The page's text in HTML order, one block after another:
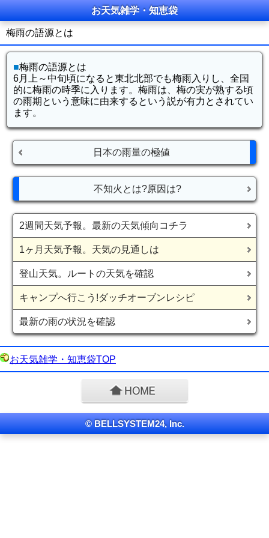
お天気雑学・知恵袋
梅雨の語源とは
■梅雨の語源とは
6月上～中旬頃になると東北北部でも梅雨入りし、全国
的に梅雨の時季に入ります。梅雨は、梅の実が熟する頃
の雨期という意味に由来するという説が有力とされてい
ます。
日本の雨量の極値
不知火とは?原因は?
2週間天気予報。最新の天気傾向コチラ
1ヶ月天気予報。天気の見通しは
登山天気。ルートの天気を確認
キャンプへ行こう!ダッチオーブンレシピ
最新の雨の状況を確認
お天気雑学・知恵袋TOP
© BELLSYSTEM24, Inc.